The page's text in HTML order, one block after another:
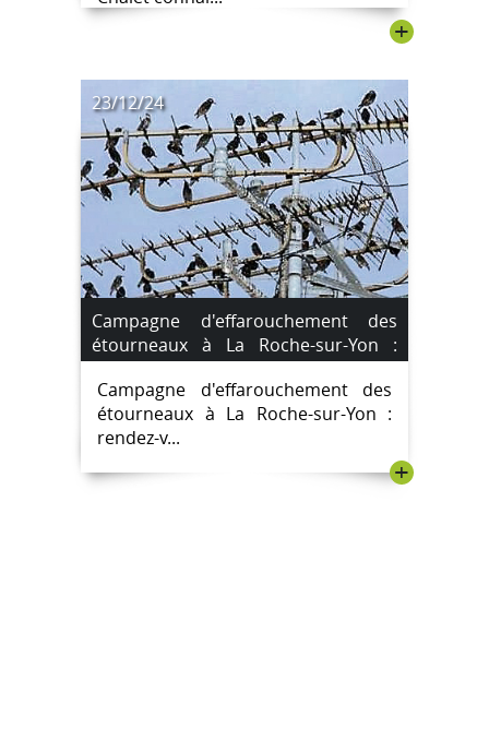
+
23/12/24
Campagne d'effarouchement des
étourneaux à La Roche-sur-Yon :
rendez-vous les 26 et 27 décembre
2024
Campagne d'effarouchement des
étourneaux à La Roche-sur-Yon :
rendez-v...
+